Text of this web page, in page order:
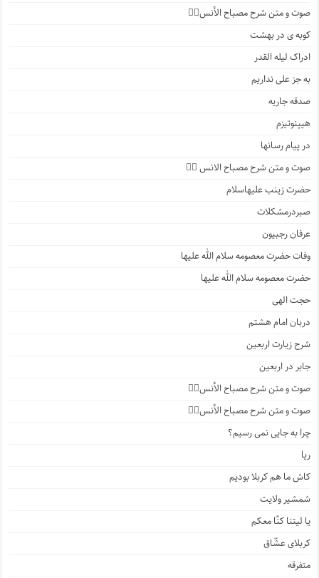
صوت و متن شرح مصباح الأنس۶️⃣
کوبه ی در بهشت
ادراک لیله القدر
به جز علی نداریم
صدقه جاریه
هیپنوتیزم
در پیام رسانها
صوت و متن شرح مصباح الانس ۵️⃣
حضرت زینب علیهاسلام
صبردرمشکلات
عرفان رجبیون
وفات حضرت معصومه سلام الله علیها
حضرت معصومه سلام الله علیها
حجت الهی
دربان امام هشتم
شرح زیارت اربعین
جابر در اربعین
صوت و متن شرح مصباح الأنس۴️⃣
صوت و متن شرح مصباح الأنس۳️⃣
چرا به جایی نمی رسیم؟
ریا
کاش ما هم کربلا بودیم
شمشیر ولایت
یا لیتنا کنّا معکم
کربلای عشّاق
متفرقه